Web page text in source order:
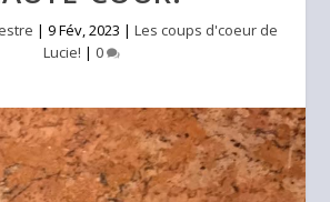
| 9 Fév, 2023 | Les coups d'coeur de
Lucie! | 0